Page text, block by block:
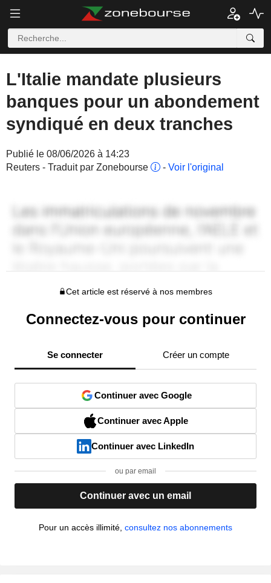
L'Italie mandate plusieurs
banques pour un abondement
syndiqué en deux tranches
Publié le 08/06/2026 à 14:23
Reuters - Traduit par Zonebourse
- Voir l'original
Cet article est réservé à nos membres
Connectez-vous pour continuer
Se connecter Créer un compte
Continuer avec Google
Continuer avec Apple
Continuer avec LinkedIn
ou par email
Continuer avec un email
Pour un accès illimité, consultez nos abonnements